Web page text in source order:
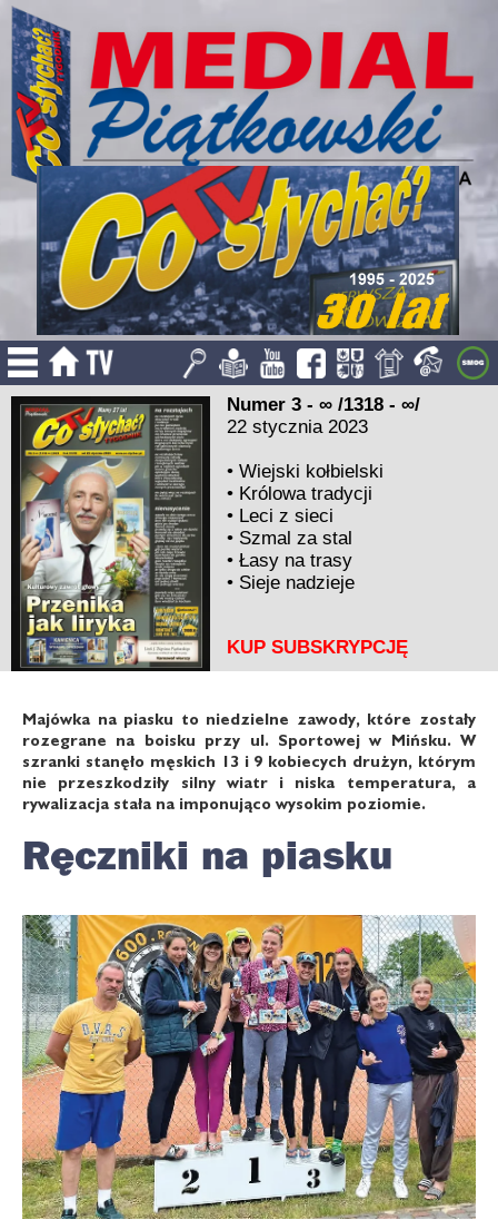
Numer 3 - ∞ /1318 - ∞/
22 stycznia 2023
•Wiejski kołbielski
• Królowa tradycji
• Leci z sieci
• Szmal za stal
•Łasy na trasy
• Sieje nadzieje
KUP SUBSKRYPCJĘ
Majówka na piasku to niedzielne zawody, które zostały
rozegrane na boisku przy ul. Sportowej w Mińsku. W
szranki stanęło męskich 13 i 9 kobiecych drużyn, którym
nie przeszkodziły silny wiatr i niska temperatura, a
rywalizacja stała na imponująco wysokim poziomie.
Ręczniki na piasku